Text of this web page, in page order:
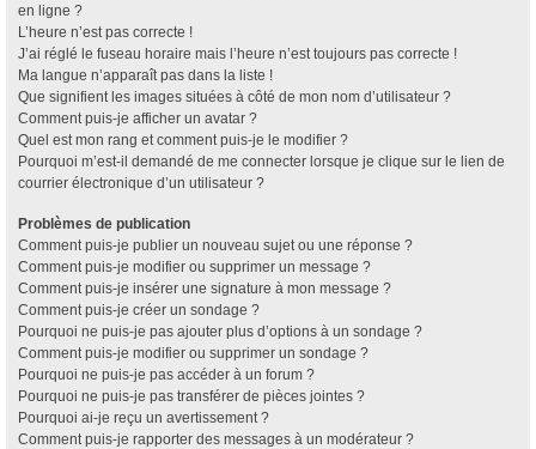
en ligne ?
L’heure n’est pas correcte !
J’ai réglé le fuseau horaire mais l’heure n’est toujours pas correcte !
Ma langue n’apparaît pas dans la liste !
Que signifient les images situées à côté de mon nom d’utilisateur ?
Comment puis-je afficher un avatar ?
Quel est mon rang et comment puis-je le modifier ?
Pourquoi m’est-il demandé de me connecter lorsque je clique sur le lien de
courrier électronique d’un utilisateur ?
Problèmes de publication
Comment puis-je publier un nouveau sujet ou une réponse ?
Comment puis-je modifier ou supprimer un message ?
Comment puis-je insérer une signature à mon message ?
Comment puis-je créer un sondage ?
Pourquoi ne puis-je pas ajouter plus d’options à un sondage ?
Comment puis-je modifier ou supprimer un sondage ?
Pourquoi ne puis-je pas accéder à un forum ?
Pourquoi ne puis-je pas transférer de pièces jointes ?
Pourquoi ai-je reçu un avertissement ?
Comment puis-je rapporter des messages à un modérateur ?